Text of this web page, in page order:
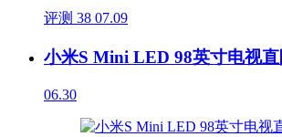
评测 38 07.09
小米S Mini LED 98英寸电视
06.30